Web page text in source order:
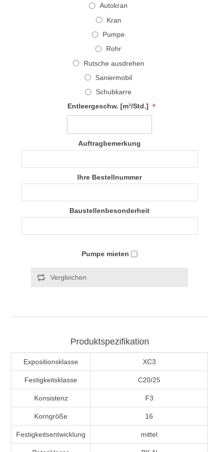
Autokran
Kran
Pumpe
Rohr
Rutsche ausdrehen
Saniermobil
Schubkarre
Entleergeschw. [m³/Std.] *
Auftragbemerkung
Ihre Bestellnummer
Baustellenbesonderheit
Pumpe mieten
Vergleichen
Produktspezifikation
Expositionsklasse XC3
Festigkeitsklasse C20/25
Konsistenz F3
Korngröße 16
Festigkeitsentwicklung mittel